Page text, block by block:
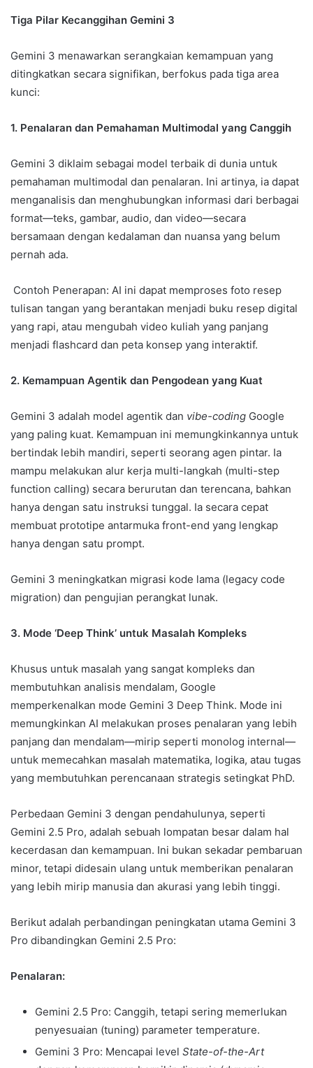
Tiga Pilar Kecanggihan Gemini 3
Gemini 3 menawarkan serangkaian kemampuan yang
ditingkatkan secara signifikan, berfokus pada tiga area
kunci:
1. Penalaran dan Pemahaman Multimodal yang Canggih
Gemini 3 diklaim sebagai model terbaik di dunia untuk
pemahaman multimodal dan penalaran. Ini artinya, ia dapat
menganalisis dan menghubungkan informasi dari berbagai
format—teks, gambar, audio, dan video—secara
bersamaan dengan kedalaman dan nuansa yang belum
pernah ada.
Contoh Penerapan: AI ini dapat memproses foto resep
tulisan tangan yang berantakan menjadi buku resep digital
yang rapi, atau mengubah video kuliah yang panjang
menjadi flashcard dan peta konsep yang interaktif.
2. Kemampuan Agentik dan Pengodean yang Kuat
Gemini 3 adalah model agentik dan vibe-coding Google
yang paling kuat. Kemampuan ini memungkinkannya untuk
bertindak lebih mandiri, seperti seorang agen pintar. Ia
mampu melakukan alur kerja multi-langkah (multi-step
function calling) secara berurutan dan terencana, bahkan
hanya dengan satu instruksi tunggal. Ia secara cepat
membuat prototipe antarmuka front-end yang lengkap
hanya dengan satu prompt.
Gemini 3 meningkatkan migrasi kode lama (legacy code
migration) dan pengujian perangkat lunak.
3. Mode ‘Deep Think’ untuk Masalah Kompleks
Khusus untuk masalah yang sangat kompleks dan
membutuhkan analisis mendalam, Google
memperkenalkan mode Gemini 3 Deep Think. Mode ini
memungkinkan AI melakukan proses penalaran yang lebih
panjang dan mendalam—mirip seperti monolog internal—
untuk memecahkan masalah matematika, logika, atau tugas
yang membutuhkan perencanaan strategis setingkat PhD.
Perbedaan Gemini 3 dengan pendahulunya, seperti
Gemini 2.5 Pro, adalah sebuah lompatan besar dalam hal
kecerdasan dan kemampuan. Ini bukan sekadar pembaruan
minor, tetapi didesain ulang untuk memberikan penalaran
yang lebih mirip manusia dan akurasi yang lebih tinggi.
Berikut adalah perbandingan peningkatan utama Gemini 3
Pro dibandingkan Gemini 2.5 Pro:
Penalaran:
Gemini 2.5 Pro: Canggih, tetapi sering memerlukan
penyesuaian (tuning) parameter temperature.
Gemini 3 Pro: Mencapai level State-of-the-Art